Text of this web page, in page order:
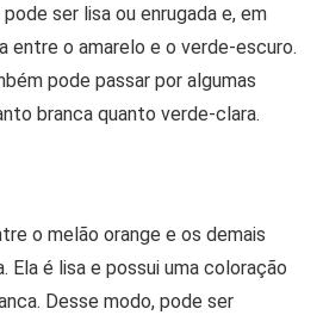
ser lisa ou enrugada e, em
entre o amarelo e o verde-escuro.
pode passar por algumas
branca quanto verde-clara.
o melão orange e os demais
Ela é lisa e possui uma coloração
Desse modo, pode ser